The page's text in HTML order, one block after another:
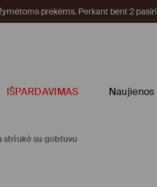
prekėms. Perkant bent 2
IŠPARDAVIMAS Naujienos
striukė su gobtuvu